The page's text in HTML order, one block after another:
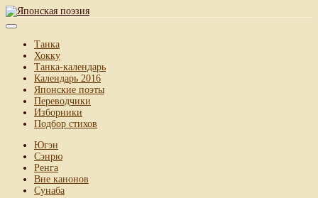
Танка
Хокку
Танка-календарь
Календарь 2016
Японские поэты
Переводчики
Изборники
Подбор стихов
Югэн
Сэнрю
Ренга
Вне канонов
Сунаба